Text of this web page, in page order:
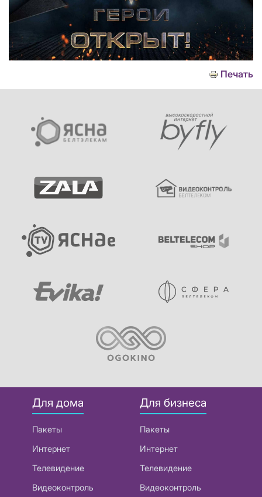
Печать
Для дома
Пакеты
Интернет
Телевидение
Видеоконтроль
Для бизнеса
Пакеты
Интернет
Телевидение
Видеоконтроль